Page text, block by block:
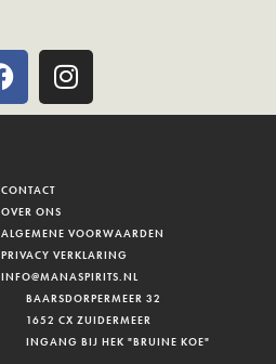
CONTACT
OVER ONS
ALGEMENE VOORWAARDEN
PRIVACY VERKLARING
INFO@MANASPIRITS.NL
BAARSDORPERMEER 32
1652 CX ZUIDERMEER
INGANG BIJ HEK "BRUINE KOE"